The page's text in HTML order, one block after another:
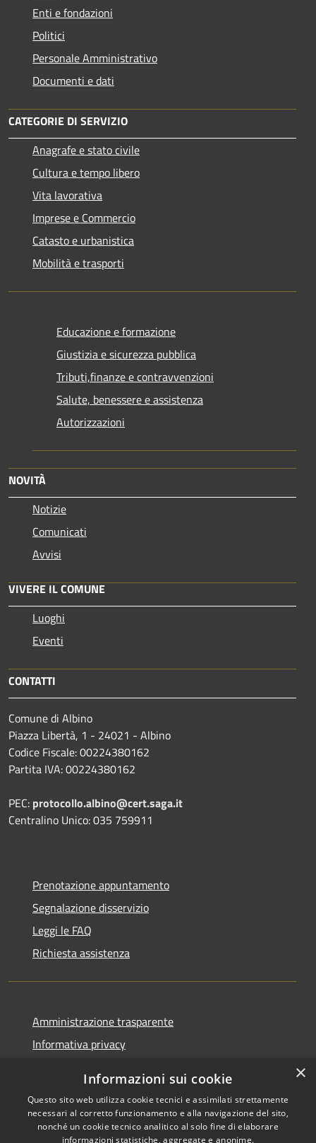
Enti e fondazioni
Politici
Personale Amministrativo
Documenti e dati
CATEGORIE DI SERVIZIO
Anagrafe e stato civile
Cultura e tempo libero
Vita lavorativa
Imprese e Commercio
Catasto e urbanistica
Mobilità e trasporti
Educazione e formazione
Giustizia e sicurezza pubblica
Tributi,finanze e contravvenzioni
Salute, benessere e assistenza
Autorizzazioni
NOVITÀ
Notizie
Comunicati
Avvisi
VIVERE IL COMUNE
Luoghi
Eventi
CONTATTI
Comune di Albino
Piazza Libertà, 1 - 24021 - Albino
Codice Fiscale: 00224380162
Partita IVA: 00224380162
PEC: protocollo.albino@cert.saga.it
Centralino Unico: 035 759911
Prenotazione appuntamento
Segnalazione disservizio
Leggi le FAQ
Richiesta assistenza
Amministrazione trasparente
Informativa privacy
×
Informazioni sui cookie
Questo sito web utilizza cookie tecnici e assimilati strettamente
necessari al corretto funzionamento e alla navigazione del sito,
nonché un cookie tecnico analitico al solo fine di elaborare
informazioni statistiche, aggregate e anonime.